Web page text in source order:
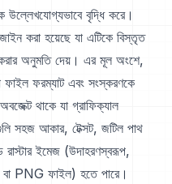
উল্লেখযোগ্যভাবে বৃদ্ধি করে।
করা হয়েছে যা এটিকে বিস্তৃত
অনুমতি দেয়। এর মূল অংশে,
ফরম্যাট এবং সংস্করণকে
থাকে যা গ্রাফিক্যাল
সহজ আকার, টেক্সট, জটিল পাথ
রাস্টার ইমেজ (উদাহরণস্বরূপ,
PNG ফাইল) হতে পারে।